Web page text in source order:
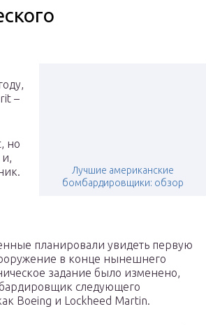
Лучшие американские
бомбардировщики: обзор
–
но
планировали увидеть первую
в конце нынешнего
задание было изменено,
следующего
Boeing и Lockheed Martin.